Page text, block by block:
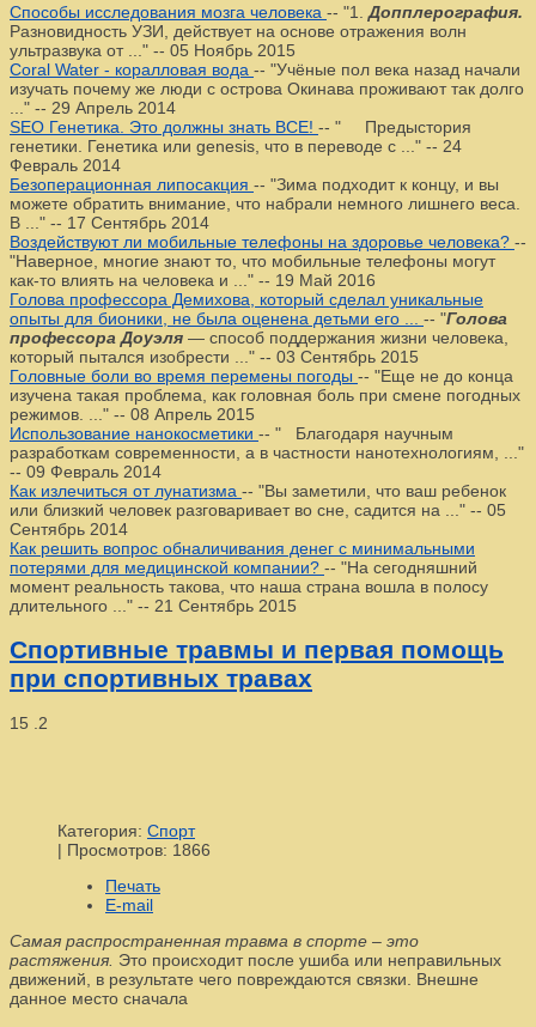
Способы исследования мозга человека -- "1. Допплерография.
Разновидность УЗИ, действует на основе отражения волн
ультразвука от ..." -- 05 Ноябрь 2015
Coral Water - коралловая вода -- "Учёные пол века назад начали
изучать почему же люди с острова Окинава проживают так долго
..." -- 29 Апрель 2014
SEO Генетика. Это должны знать ВСЕ! -- " Предыстория
генетики. Генетика или genesis, что в переводе с ..." -- 24
Февраль 2014
Безоперационная липосакция -- "Зима подходит к концу, и вы
можете обратить внимание, что набрали немного лишнего веса.
В ..." -- 17 Сентябрь 2014
Воздействуют ли мобильные телефоны на здоровье человека? --
"Наверное, многие знают то, что мобильные телефоны могут
как-то влиять на человека и ..." -- 19 Май 2016
Голова профессора Демихова, который сделал уникальные
опыты для бионики, не была оценена детьми его ... -- "Голова
профессора Доуэля — способ поддержания жизни человека,
который пытался изобрести ..." -- 03 Сентябрь 2015
Головные боли во время перемены погоды -- "Еще не до конца
изучена такая проблема, как головная боль при смене погодных
режимов. ..." -- 08 Апрель 2015
Использование нанокосметики -- " Благодаря научным
разработкам современности, а в частности нанотехнологиям, ..."
-- 09 Февраль 2014
Как излечиться от лунатизма -- "Вы заметили, что ваш ребенок
или близкий человек разговаривает во сне, садится на ..." -- 05
Сентябрь 2014
Как решить вопрос обналичивания денег с минимальными
потерями для медицинской компании? -- "На сегодняшний
момент реальность такова, что наша страна вошла в полосу
длительного ..." -- 21 Сентябрь 2015
Спортивные травмы и первая помощь
при спортивных травах
15 .2
Категория: Спорт
| Просмотров: 1866
Печать
E-mail
Самая распространенная травма в спорте – это
растяжения. Это происходит после ушиба или неправильных
движений, в результате чего повреждаются связки. Внешне
данное место сначала